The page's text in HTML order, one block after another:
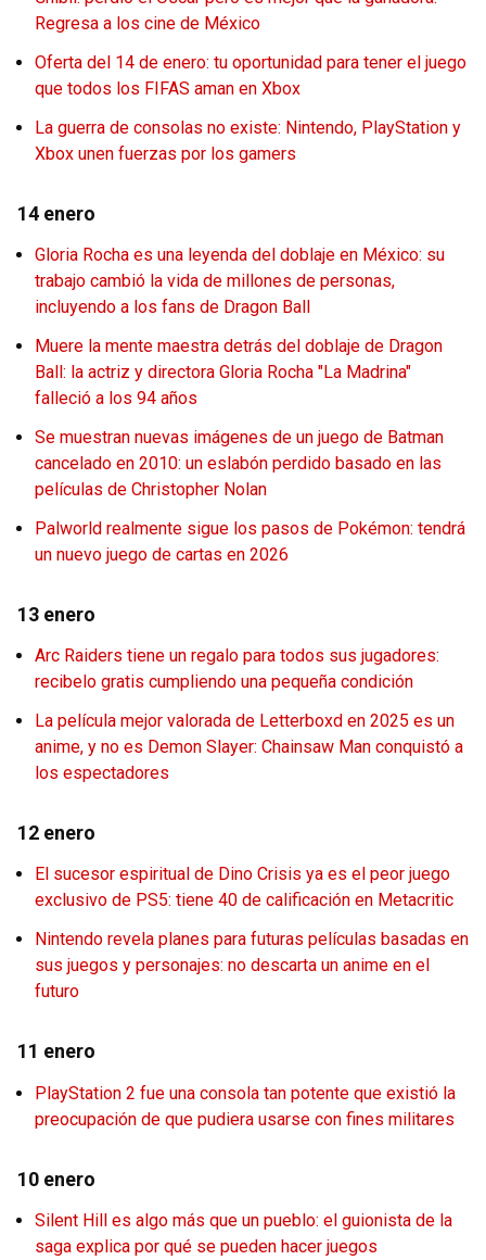
Regresa a los cine de México
Oferta del 14 de enero: tu oportunidad para tener el juego
que todos los FIFAS aman en Xbox
La guerra de consolas no existe: Nintendo, PlayStation y
Xbox unen fuerzas por los gamers
14 enero
Gloria Rocha es una leyenda del doblaje en México: su
trabajo cambió la vida de millones de personas,
incluyendo a los fans de Dragon Ball
Muere la mente maestra detrás del doblaje de Dragon
Ball: la actriz y directora Gloria Rocha "La Madrina"
falleció a los 94 años
Se muestran nuevas imágenes de un juego de Batman
cancelado en 2010: un eslabón perdido basado en las
películas de Christopher Nolan
Palworld realmente sigue los pasos de Pokémon: tendrá
un nuevo juego de cartas en 2026
13 enero
Arc Raiders tiene un regalo para todos sus jugadores:
recibelo gratis cumpliendo una pequeña condición
La película mejor valorada de Letterboxd en 2025 es un
anime, y no es Demon Slayer: Chainsaw Man conquistó a
los espectadores
12 enero
El sucesor espiritual de Dino Crisis ya es el peor juego
exclusivo de PS5: tiene 40 de calificación en Metacritic
Nintendo revela planes para futuras películas basadas en
sus juegos y personajes: no descarta un anime en el
futuro
11 enero
PlayStation 2 fue una consola tan potente que existió la
preocupación de que pudiera usarse con fines militares
10 enero
Silent Hill es algo más que un pueblo: el guionista de la
saga explica por qué se pueden hacer juegos